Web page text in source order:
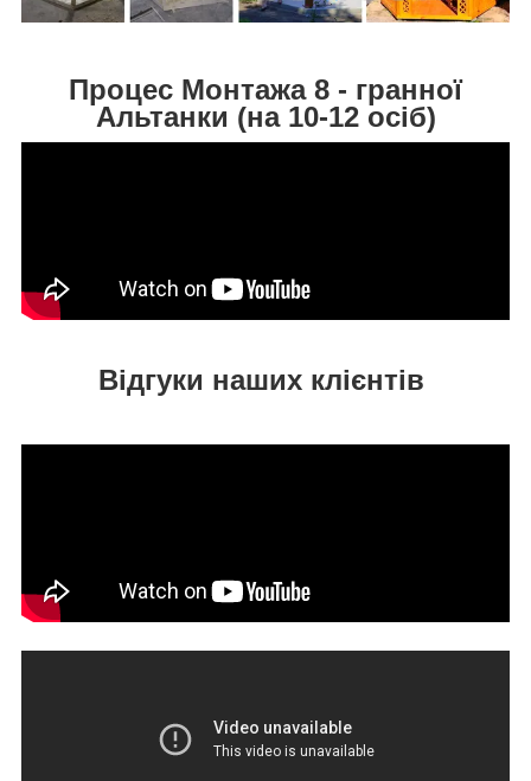
Процес Монтажа 8 - гранної
Альтанки (на 10-12 осіб)
Відгуки наших клієнтів